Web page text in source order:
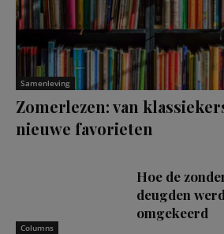
Samenleving
Zomerlezen: van
nieuwe favorieten
Columns
Hoe de
deugden
omgekeerd